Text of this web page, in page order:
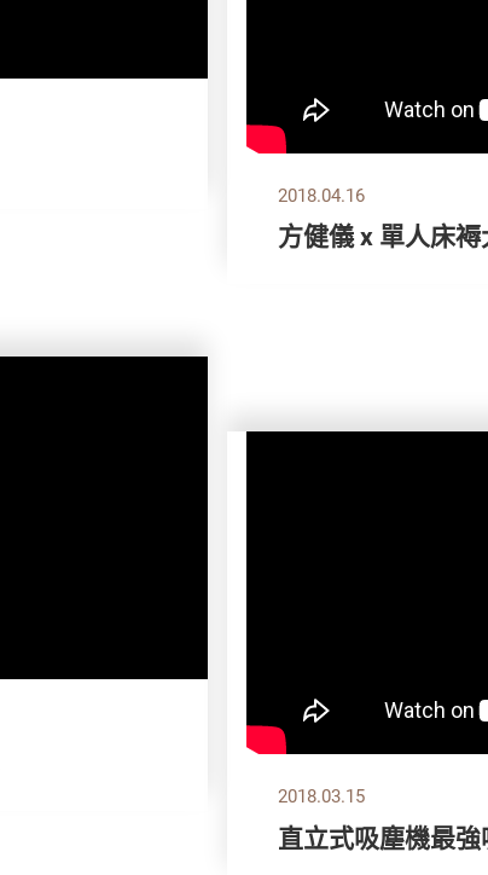
2018.04.16
方健儀 x 單人床
2018.03.15
直立式吸塵機最